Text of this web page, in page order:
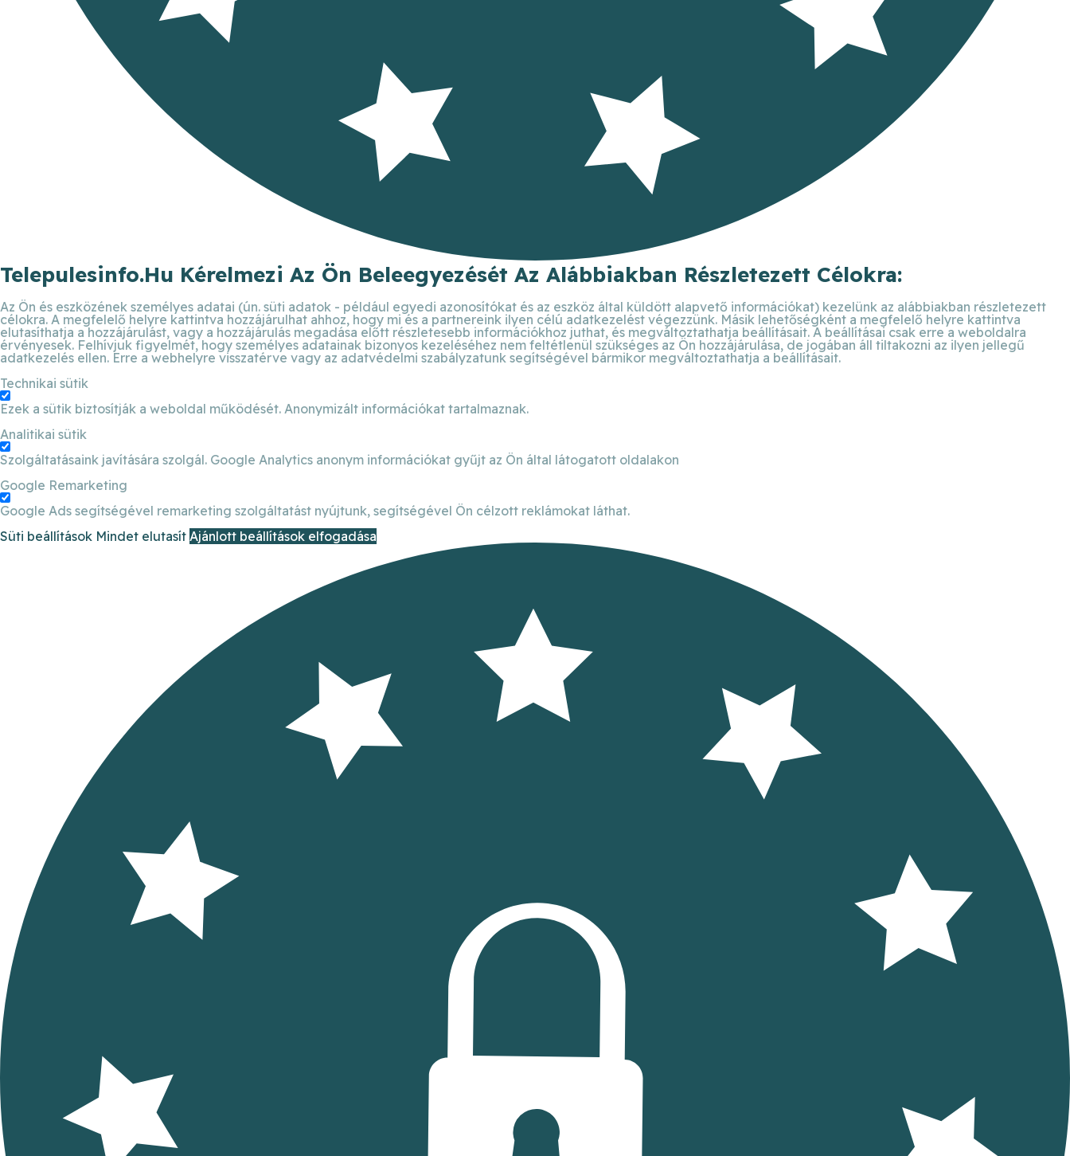
Telepulesinfo.hu Kérelmezi Az Ön Beleegyezését Az Alábbiakban Részletezett Célokra:
Az Ön és eszközének személyes adatai (ún. süti adatok - például egyedi azonosítókat és az eszköz által küldött alapvető információkat) kezelünk az alábbiakban részletezett
célokra. A megfelelő helyre kattintva hozzájárulhat ahhoz, hogy mi és a partnereink ilyen célú adatkezelést végezzünk. Másik lehetőségként a megfelelő helyre kattintva
elutasíthatja a hozzájárulást, vagy a hozzájárulás megadása előtt részletesebb információkhoz juthat, és megváltoztathatja beállításait. A beállításai csak erre a weboldalra
érvényesek. Felhívjuk figyelmét, hogy személyes adatainak bizonyos kezeléséhez nem feltétlenül szükséges az Ön hozzájárulása, de jogában áll tiltakozni az ilyen jellegű
adatkezelés ellen. Erre a webhelyre visszatérve vagy az adatvédelmi szabályzatunk segítségével bármikor megváltoztathatja a beállításait.
Technikai sütik
Ezek a sütik biztosítják a weboldal működését. Anonymizált információkat tartalmaznak.
Analitikai sütik
Szolgáltatásaink javítására szolgál. Google Analytics anonym információkat gyűjt az Ön által látogatott oldalakon
Google Remarketing
Google Ads segítségével remarketing szolgáltatást nyújtunk, segítségével Ön célzott reklámokat láthat.
Süti beállítások Mindet elutasít Ajánlott beállítások elfogadása